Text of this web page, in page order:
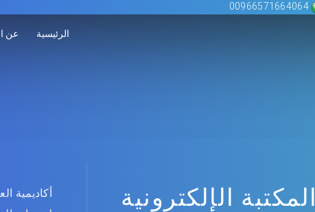
00966571664064
الرئيسية عن
المكتبة الإلكترونية
أكاديمية